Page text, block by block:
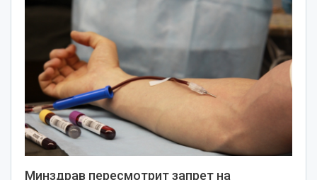
Минздрав пересмотрит запрет на